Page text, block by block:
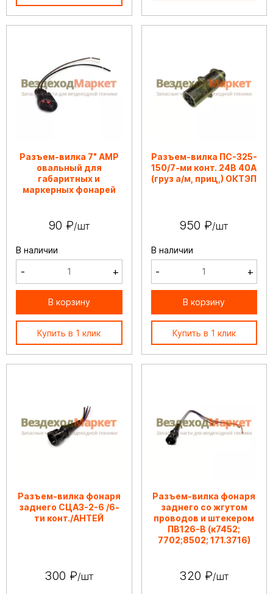
Разъем-вилка 7" АМР
овальный для
габаритных и
маркерных фонарей
90 ₽/шт
В наличии
- +
В корзину
Купить в 1 клик
Разъем-вилка ПС-325-
150/7-ми конт. 24В 40А
(груз а/м, приц,) ОКТЭП
950 ₽/шт
В наличии
- +
В корзину
Купить в 1 клик
Разъем-вилка фонаря
заднего СЦАЗ-2-6 /6-
ти конт./АНТЕЙ
300 ₽/шт
Разъем-вилка фонаря
заднего со жгутом
проводов и штекером
ПВ126-В (к7452;
7702;8502; 171.3716)
320 ₽/шт